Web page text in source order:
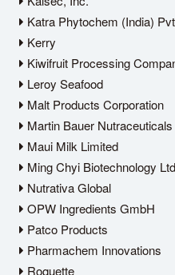
Katra Phytochem (India)
Kerry
Kiwifruit Processing
Leroy Seafood
Malt Products Corporation
Martin Bauer Nutraceuticals
Maui Milk Limited
Ming Chyi Biotechnology
Nutrativa Global
OPW Ingredients GmbH
Patco Products
Pharmachem Innovations
Roquette